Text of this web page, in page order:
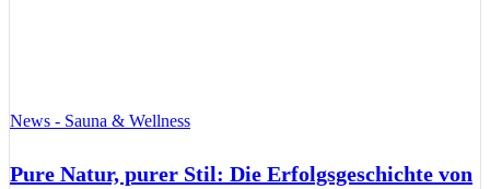
News - Sauna & Wellness
Pure Natur, purer Stil: Die Erfolgsgeschichte von